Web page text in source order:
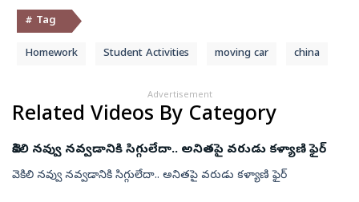
# Tag
Homework Student Activities moving car china
Advertisement
Related Videos By Category
వెకిలి నవ్వు నవ్వడానికి సిగ్గులేదా.. అనితపై వరుడు కళ్యాణి ఫైర్
వెకిలి నవ్వు నవ్వడానికి సిగ్గులేదా.. అనితపై వరుడు కళ్యాణి ఫైర్